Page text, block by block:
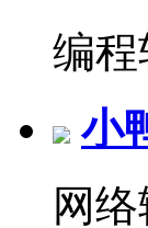
编
小
网